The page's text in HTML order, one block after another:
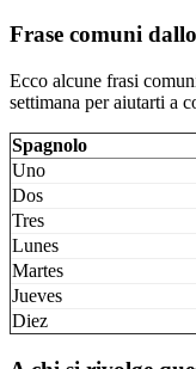
Frase comuni
Ecco alcune frasi
settimana per aiutarti a
Spagnolo
Uno
Dos
Tres
Lunes
Martes
Jueves
Diez